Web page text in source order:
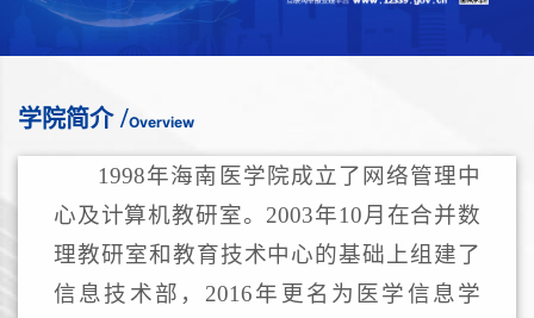
学院简介/Overview
1998年海南医学院成立了网络管理中
心及计算机教研室。2003年10月在合并数
理教研室和教育技术中心的基础上组建了
信息技术部，2016年更名为医学信息学